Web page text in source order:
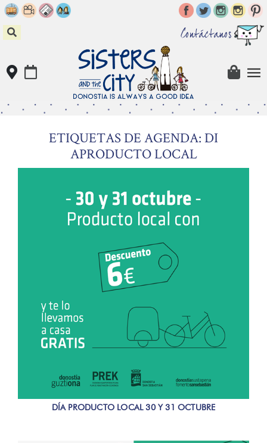
Skip
to
content
Contáctanos
ETIQUETAS DE AGENDA: DI
APRODUCTO LOCAL
DÍA PRODUCTO LOCAL 30 Y 31 OCTUBRE